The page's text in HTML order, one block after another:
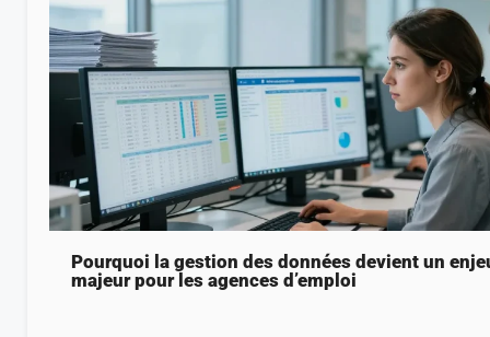
Pourquoi la gestion des données devient un
majeur pour les agences d’emploi